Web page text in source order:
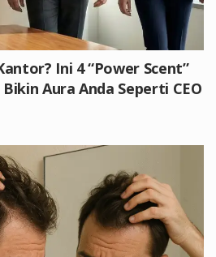
Ini 4 “Power Scent”
Aura Anda Seperti CEO